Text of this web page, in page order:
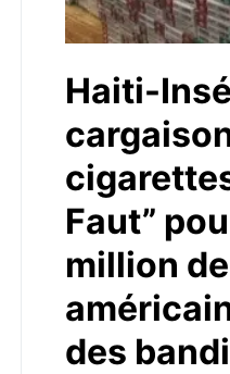
Haiti-
Faut”
million
des